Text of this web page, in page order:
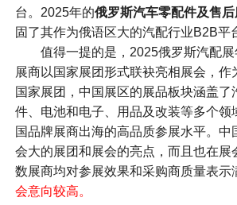
台。2025年的俄罗斯汽车零配件及售
固了其作为俄语区大的汽配行业B2B平
值得一提的是，2025俄罗斯汽配展
展商以国家展团形式联袂亮相展会，作
国家展团，中国展区的展品板块涵盖了
件、电池和电子、用品及改装等多个领
国品牌展商出海的高品质参展水平。中
会大的展团和展会的亮点，而且也在展
数展商均对参展效果和采购商质量表示
会意向较高。